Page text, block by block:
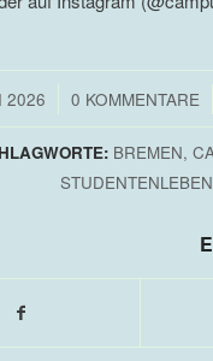
2026 0 KOMMENTARE
/
BREMEN,
STUDENTENLEBEN